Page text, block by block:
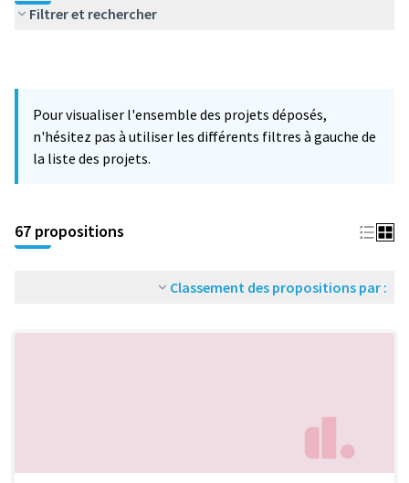
Filtrer et rechercher
Pour visualiser l'ensemble des projets déposés,
n'hésitez pas à utiliser les différents filtres à gauche de
la liste des projets.
67 propositions
Classement des propositions par :